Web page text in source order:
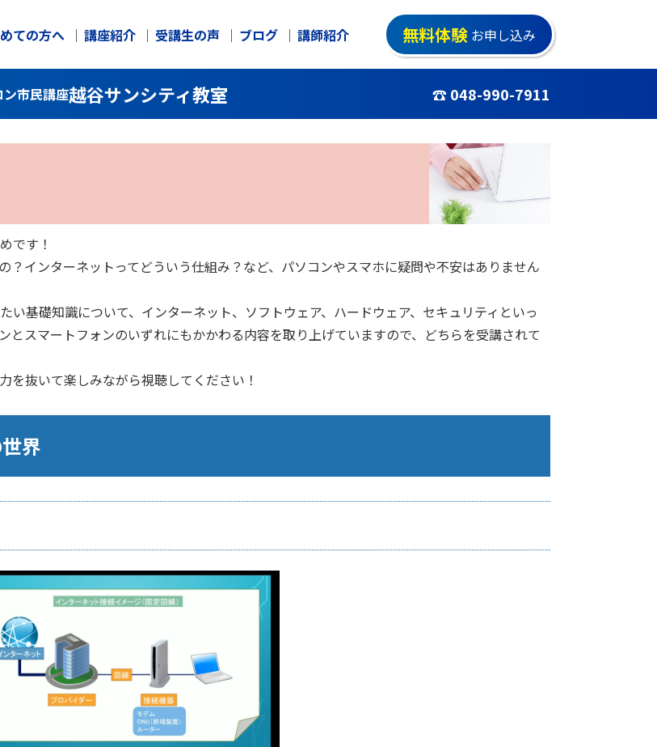
ての方へ 講座紹介 受講生の声 ブログ 講師紹介 無料体験 お申し込み
市民講座越谷サンシティ教室 ☎ 048-990-7911
です！
？インターネットってどういう仕組み？など、パソコンやスマホに疑問や不安はありません
い基礎知識について、インターネット、ソフトウェア、ハードウェア、セキュリティといっ
とスマートフォンのいずれにもかかわる内容を取り上げていますので、どちらを受講されて
を抜いて楽しみながら視聴してください！
界